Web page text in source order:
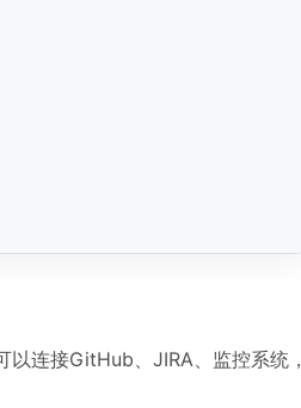
以连接GitHub、JIRA、监控系统，